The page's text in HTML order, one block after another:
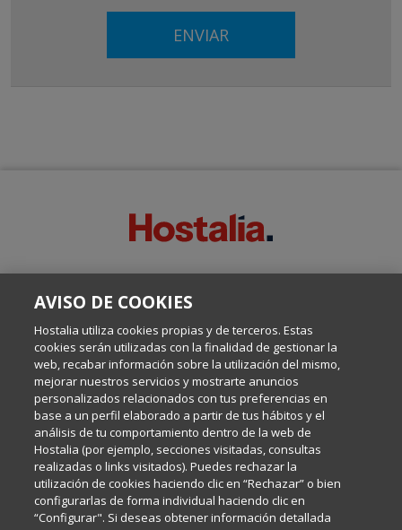
Escrito por el equipo de Comunicación de Hostalia, dirigido por
Internet y Tecnología.
Política de privacidad
Política de cookies
Aviso legal
AVISO DE COOKIES
Hostalia utiliza cookies propias y de terceros. Estas
cookies serán utilizadas con la finalidad de gestionar la
web, recabar información sobre la utilización del mismo,
mejorar nuestros servicios y mostrarte anuncios
personalizados relacionados con tus preferencias en
base a un perfil elaborado a partir de tus hábitos y el
análisis de tu comportamiento dentro de la web de
Hostalia (por ejemplo, secciones visitadas, consultas
realizadas o links visitados). Puedes rechazar la
utilización de cookies haciendo clic en “Rechazar” o bien
configurarlas de forma individual haciendo clic en
“Configurar". Si deseas obtener información detallada